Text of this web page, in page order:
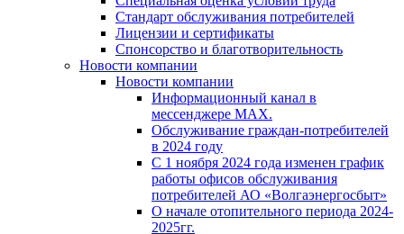
Стандарт обслуживания потребителей
Лицензии и сертификаты
Спонсорство и благотворительность
Новости компании
Новости компании
Информационный канал в
мессенджере MAX.
Обслуживание граждан-потребителей
в 2024 году
С 1 ноября 2024 года изменен график
работы офисов обслуживания
потребителей АО «Волгаэнергосбыт»
О начале отопительного периода 2024-
2025гг.